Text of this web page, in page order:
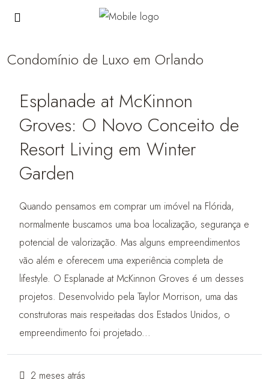
Condomínio de Luxo em Orlando
Esplanade at McKinnon
Groves: O Novo Conceito de
Resort Living em Winter
Garden
Quando pensamos em comprar um imóvel na Flórida,
normalmente buscamos uma boa localização, segurança e
potencial de valorização. Mas alguns empreendimentos
vão além e oferecem uma experiência completa de
lifestyle. O Esplanade at McKinnon Groves é um desses
projetos. Desenvolvido pela Taylor Morrison, uma das
construtoras mais respeitadas dos Estados Unidos, o
empreendimento foi projetado...
2 meses atrás